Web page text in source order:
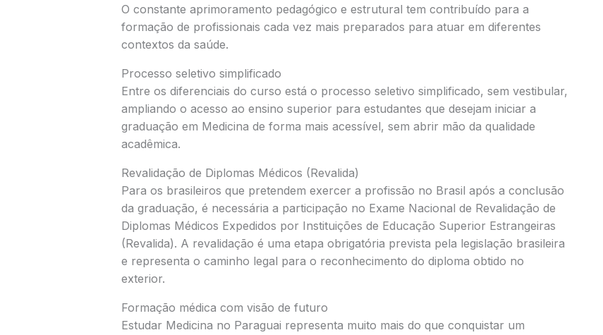
O constante aprimoramento pedagógico e estrutural tem contribuído para a
formação de profissionais cada vez mais preparados para atuar em diferentes
contextos da saúde.
Processo seletivo simplificado
Entre os diferenciais do curso está o processo seletivo simplificado, sem vestibular,
ampliando o acesso ao ensino superior para estudantes que desejam iniciar a
graduação em Medicina de forma mais acessível, sem abrir mão da qualidade
acadêmica.
Revalidação de Diplomas Médicos (Revalida)
Para os brasileiros que pretendem exercer a profissão no Brasil após a conclusão
da graduação, é necessária a participação no Exame Nacional de Revalidação de
Diplomas Médicos Expedidos por Instituições de Educação Superior Estrangeiras
(Revalida). A revalidação é uma etapa obrigatória prevista pela legislação brasileira
e representa o caminho legal para o reconhecimento do diploma obtido no
exterior.
Formação médica com visão de futuro
Estudar Medicina no Paraguai representa muito mais do que conquistar um